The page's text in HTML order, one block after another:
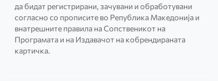
да бидат регистрирани, зачувани и обработувани
согласно со прописите во Република Македонија и
внатрешните правила на Сопственикот на
Програмата и на Издавачот на кобрендираната
картичка.